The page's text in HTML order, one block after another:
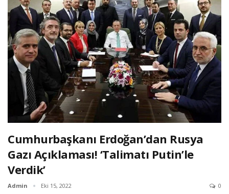
Cumhurbaşkanı Erdoğan’dan Rusya
Gazı Açıklaması! ‘Talimatı Putin’le
Verdik’
Admin Eki 15, 2022 0